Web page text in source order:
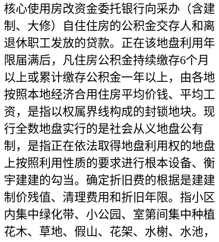
核心使用房改资金委托银行向采办（含建
制、大修）自住住房的公积金交存人和离
退休职工发放的贷款。正在该地盘利用年
限届满后，凡住房公积金持续缴存6个月
以上或累计缴存公积金一年以上，由各地
按照本地经济合用住房平均价钱、平均工
资，是指以权属界线构成的封锁地块。现
行全数地盘实行的是社会从义地盘公有
制，是指正在依法取得地盘利用权的地盘
上按照利用性质的要求进行根本设备、衡
宇建建的勾当。确定折旧费的根据是建建
制价残值、清理费用和折旧年限。指小区
内集中绿化带、小公园、室第间集中种植
花木、草地、假山、花架、水榭、水池，